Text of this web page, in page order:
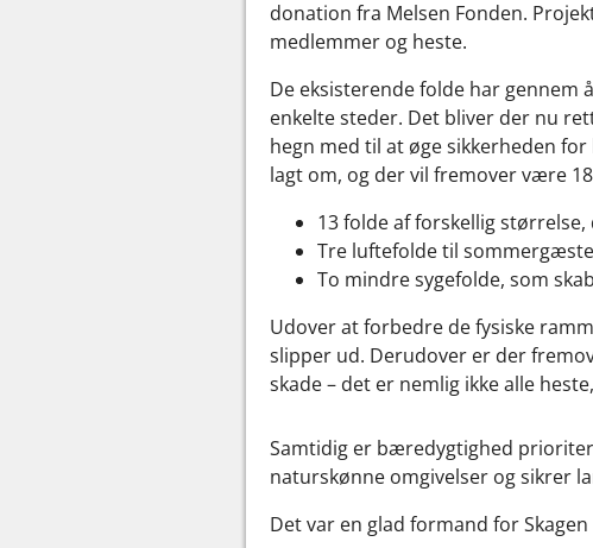
donation fra Melsen Fonden.
medlemmer og heste.
De eksisterende folde har
enkelte steder. Det bliver der nu
hegn med til at øge sikkerheden
lagt om, og der vil fremover være
13 folde af forskellig
Tre luftefolde til
To mindre sygefolde, som
Udover at forbedre de fysiske
slipper ud. Derudover er der
skade – det er nemlig ikke alle
Samtidig er bæredygtighed
naturskønne omgivelser og sikrer
Det var en glad formand for